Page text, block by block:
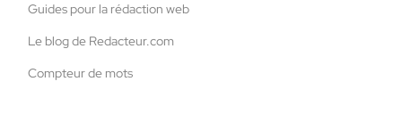
Guides pour la rédaction web
Le blog de Redacteur.com
Compteur de mots